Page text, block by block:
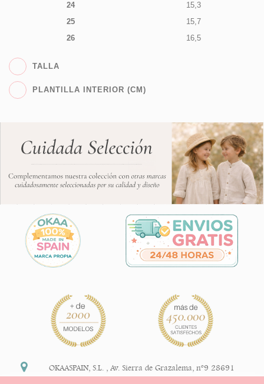
24
15,3
25
15,7
26
16,5
TALLA
PLANTILLA INTERIOR (CM)
OKAASPAIN, S.L. ,Av. Sierra de Grazalema, nº9 28691